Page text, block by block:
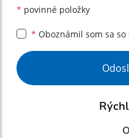
* povinné položky
* Oboznámil som sa so
Google reCaptcha